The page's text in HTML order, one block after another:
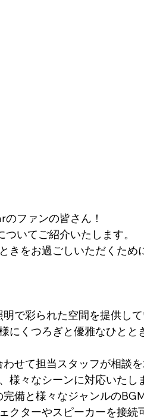
ファンの皆さん！
いてご紹介いたします。
きをお過ごしいただくため
で彩られた空間を提供し
にくつろぎと優雅なひとと
せて担当スタッフが相談を
々なシーンに対応いたし
完備と様々なジャンルの
クターやスピーカーを接続